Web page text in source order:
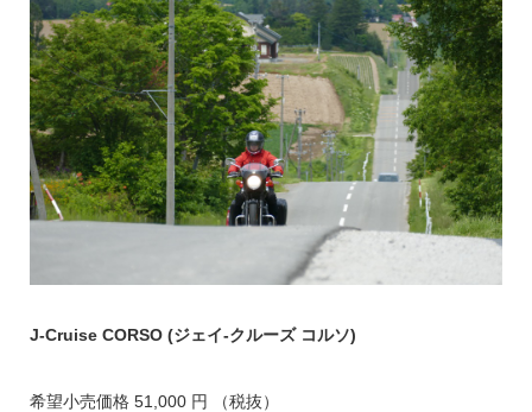
J-Cruise CORSO (ジェイ-クルーズ コルソ)
希望小売価格 51,000 円 （税抜）